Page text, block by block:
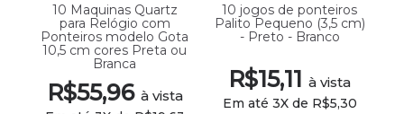
10 jogos de ponteiros
Palito Pequeno (3,5 cm)
- Preto - Branco
R$15,11 à vista
Em até 3X de R$5,30
10 Maquinas Quartz
para Relógio com
Ponteiros modelo Gota
10,5 cm cores Preta ou
Branca
R$55,96 à vista